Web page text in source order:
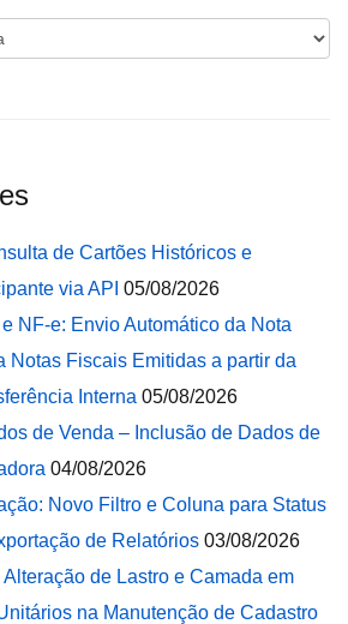
de Cartões Históricos e
via API 05/08/2026
NF-e: Envio Automático da Nota
Notas Fiscais Emitidas a partir da
Interna 05/08/2026
de Venda – Inclusão de Dados de
04/08/2026
Novo Filtro e Coluna para Status
de Relatórios 03/08/2026
de Lastro e Camada em
na Manutenção de Cadastro